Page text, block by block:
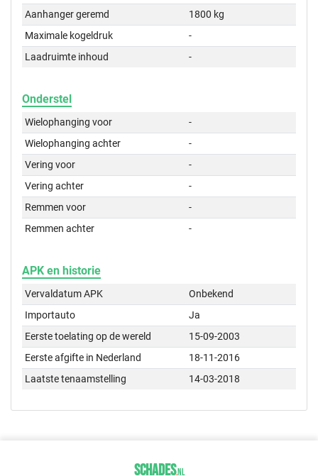
Aanhanger geremd
1800 kg
Maximale kogeldruk
-
Laadruimte inhoud
-
Onderstel
Wielophanging voor
-
Wielophanging achter
-
Vering voor
-
Vering achter
-
Remmen voor
-
Remmen achter
-
APK en historie
Vervaldatum APK
Onbekend
Importauto
Ja
Eerste toelating op de wereld
15-09-2003
Eerste afgifte in Nederland
18-11-2016
Laatste tenaamstelling
14-03-2018
SCHADES.NL